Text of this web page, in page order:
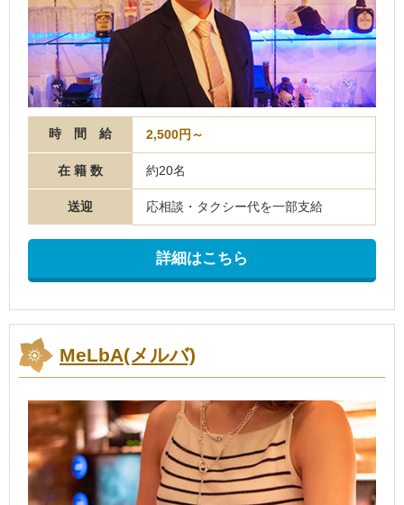
時 間 給 2,500円～
在 籍 数 約20名
送迎 応相談・タクシー代を一部支給
詳細はこちら
MeLbA(メルバ)